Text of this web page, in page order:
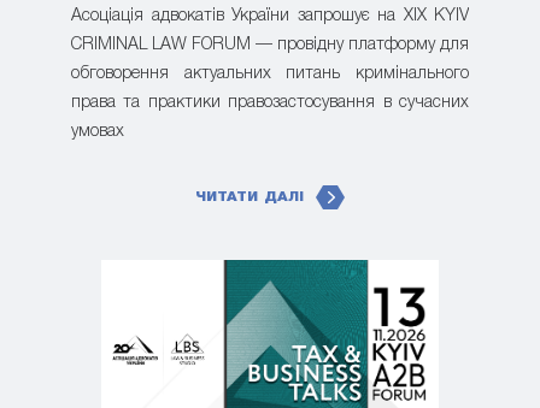
Асоціація адвокатів України запрошує на XIX KYIV
CRIMINAL LAW FORUM — провідну платформу для
обговорення актуальних питань кримінального
права та практики правозастосування в сучасних
умовах
ЧИТАТИ ДАЛІ